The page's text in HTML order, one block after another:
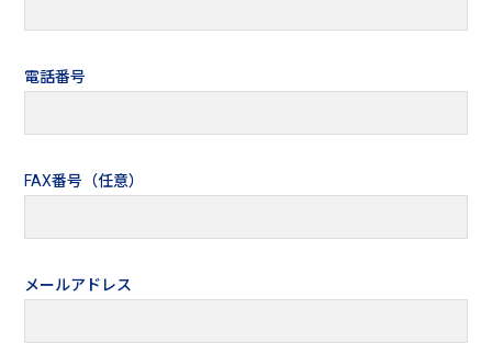
電話番号
FAX番号（任意）
メールアドレス